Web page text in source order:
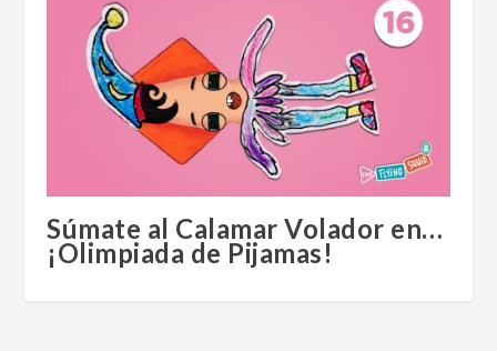
Súmate al Calamar Volador en…
¡Olimpiada de Pijamas!